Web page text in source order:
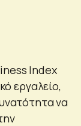
Index
εργαλείο,
να